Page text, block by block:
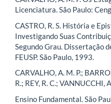
Licenciatura. São Paulo:
CASTRO, R. S. História e
Investigando Suas
Segundo Grau. Dissertação
FEUSP. São Paulo, 1993.
CARVALHO, A. M. P.;
R.; REY, R. C.; VANNUCCHI,
Ensino Fundamental. São